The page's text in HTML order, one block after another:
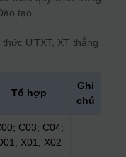
tạo.
thức ƯTXT, XT thẳng
Tổ hợp
Ghi
chú
C03; C04;
X01; X02